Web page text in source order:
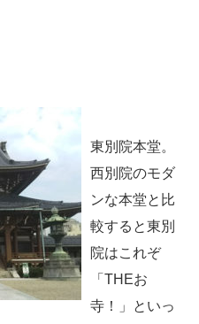
東別院本堂。
西別院のモダ
ンな本堂と比
較すると東別
院はこれぞ
「THEお
寺！」といっ